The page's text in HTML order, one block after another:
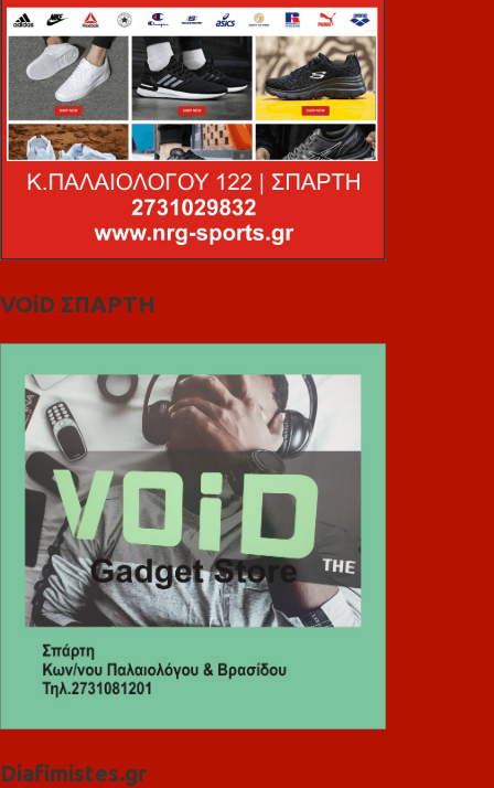
VOiD ΣΠΑΡΤΗ
Diafimistes.gr